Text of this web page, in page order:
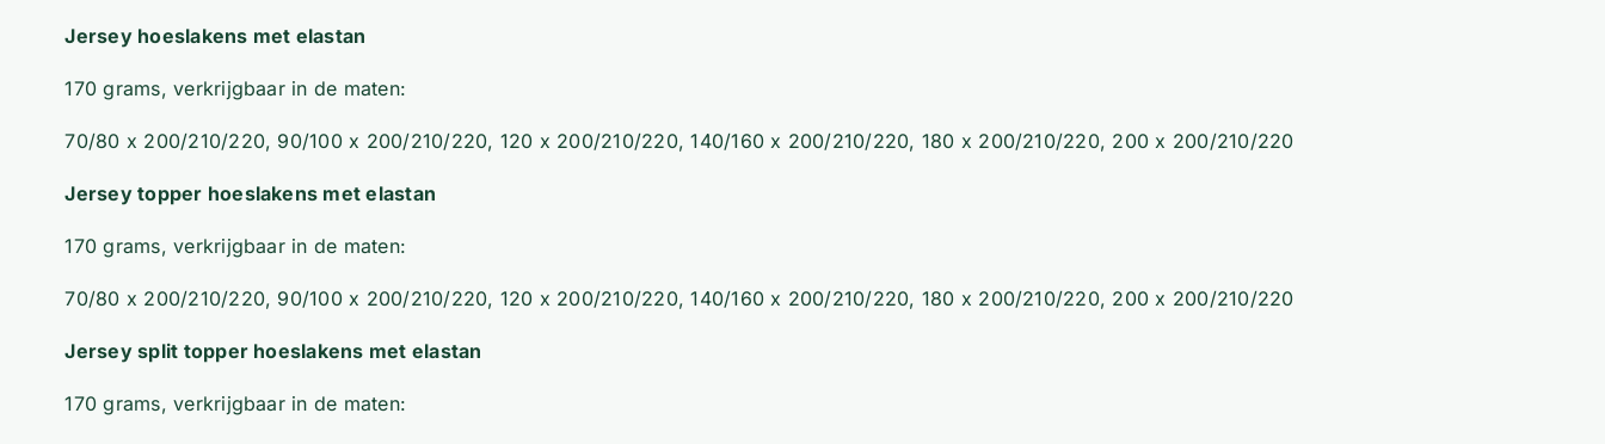
Jersey hoeslakens met elastan
170 grams, verkrijgbaar in de maten:
70/80 x 200/210/220, 90/100 x 200/210/220, 120 x 200/210/220, 140/160 x 200/210/220, 180 x 200/210/220, 200 x 200/210/220
Jersey topper hoeslakens met elastan
170 grams, verkrijgbaar in de maten:
70/80 x 200/210/220, 90/100 x 200/210/220, 120 x 200/210/220, 140/160 x 200/210/220, 180 x 200/210/220, 200 x 200/210/220
Jersey split topper hoeslakens met elastan
170 grams, verkrijgbaar in de maten: